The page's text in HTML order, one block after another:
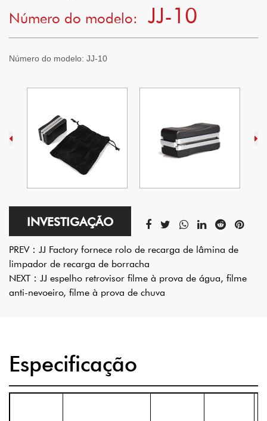
Número do modelo:
JJ-10
Número do modelo: JJ-10
INVESTIGAÇÃO
PREV： JJ Factory fornece rolo de recarga de lâmina de
limpador de recarga de borracha
NEXT： JJ espelho retrovisor filme à prova de água, filme
anti-nevoeiro, filme à prova de chuva
Especificação